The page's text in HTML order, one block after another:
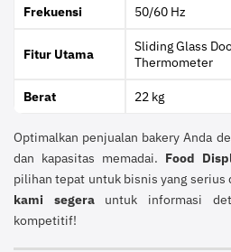
Frekuensi 50/60 Hz
Fitur Utama
Sliding Glass
Thermometer
Berat 22 kg
Optimalkan penjualan bakery Anda
dan kapasitas memadai. Food
pilihan tepat untuk bisnis yang serius
kami segerauntuk informasi
kompetitif!